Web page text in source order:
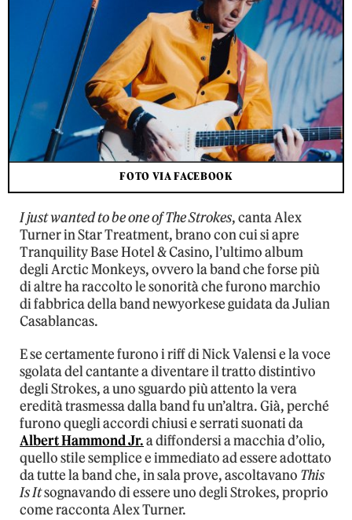
FOTO VIA FACEBOOK
I just wanted to be one of The Strokes, canta Alex
Turner in Star Treatment, brano con cui si apre
Tranquility Base Hotel & Casino, l’ultimo album
degli Arctic Monkeys, ovvero la band che forse più
di altre ha raccolto le sonorità che furono marchio
di fabbrica della band newyorkese guidata da Julian
Casablancas.
E se certamente furono i riff di Nick Valensi e la voce
sgolata del cantante a diventare il tratto distintivo
degli Strokes, a uno sguardo più attento la vera
eredità trasmessa dalla band fu un’altra. Già, perché
furono quegli accordi chiusi e serrati suonati da
Albert Hammond Jr.a diffondersi a macchia d’olio,
quello stile semplice e immediato ad essere adottato
da tutte la band che, in sala prove, ascoltavano This
Is Itsognavando di essere uno degli Strokes, proprio
come racconta Alex Turner.